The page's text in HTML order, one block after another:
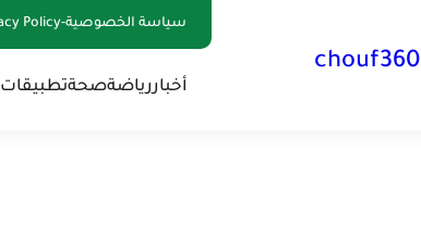
سياسة الخصوصية-Privacy Policy
chouf360
أخباررياضةصحةتطبيقات